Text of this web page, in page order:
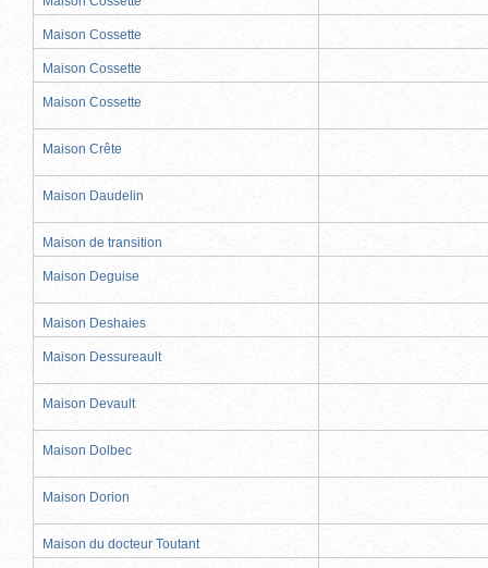
Maison Cossette
Maison Cossette
Maison Cossette
Maison Crête
Maison Daudelin
Maison de transition
Maison Deguise
Maison Deshaies
Maison Dessureault
Maison Devault
Maison Dolbec
Maison Dorion
Maison du docteur Toutant